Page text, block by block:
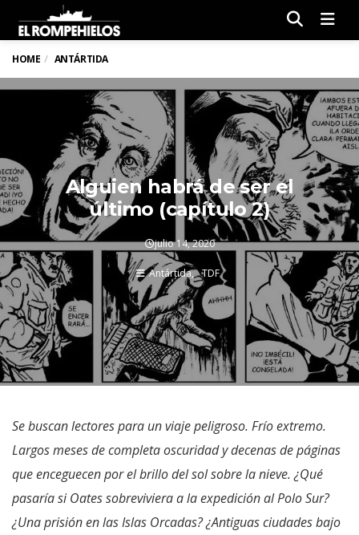
HOME ANTÁRTIDA
Alguien habrá de ser el
último (capítulo 2)
julio 14, 2020
Antártida TDF
Se buscan lectores para un viaje peligroso. Frío extremo.
Largos meses de completa oscuridad y decenas de páginas
que enceguecen por el brillo del sol sobre la nieve. ¿Qué
pasaría si Oates sobreviviera a la expedición al Polo Sur?
¿Una prisión en las Islas Orcadas? ¿Antiguas ciudades bajo